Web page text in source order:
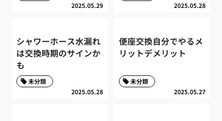
2025.05.29 2025.05.28
シャワーホース水漏れ
は交換時期のサインか
も
2025.05.28
未分類
便座交換自分でやるメ
リットデメリット
2025.05.27
未分類